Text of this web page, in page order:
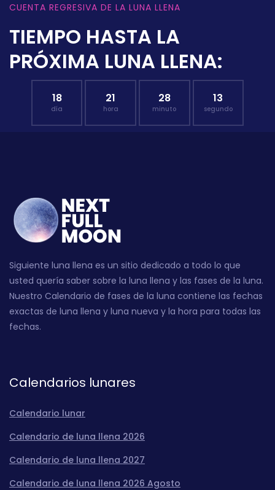
CUENTA REGRESIVA DE LA LUNA LLENA
TIEMPO HASTA LA
PRÓXIMA LUNA LLENA:
18
día
21
hora
28
minuto
12
segundo
Siguiente luna llena es un sitio dedicado a todo lo que
usted quería saber sobre la luna llena y las fases de la luna.
Nuestro Calendario de fases de la luna contiene las fechas
exactas de luna llena y luna nueva y la hora para todas las
fechas.
Calendarios lunares
Calendario lunar
Calendario de luna llena 2026
Calendario de luna llena 2027
Calendario de luna llena 2026 Agosto